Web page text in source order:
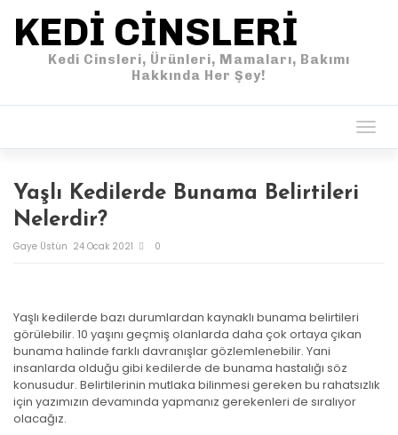
KEDI CINSLERI
Kedi Cinsleri, Ürünleri, Mamaları, Bakımı
Hakkında Her Şey!
Yaşlı Kedilerde Bunama Belirtileri
Nelerdir?
Gaye Üstün 24 Ocak 2021 0
Yaşlı kedilerde bazı durumlardan kaynaklı bunama belirtileri
görülebilir. 10 yaşını geçmiş olanlarda daha çok ortaya çıkan
bunama halinde farklı davranışlar gözlemlenebilir. Yani
insanlarda olduğu gibi kedilerde de bunama hastalığı söz
konusudur. Belirtilerinin mutlaka bilinmesi gereken bu rahatsızlık
için yazımızın devamında yapmanız gerekenleri de sıralıyor
olacağız.